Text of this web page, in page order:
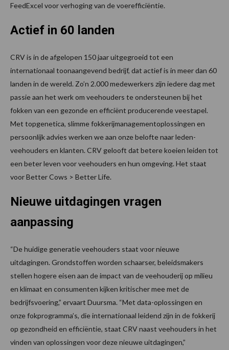
FeedExcel voor verhoging van de voerefficiëntie.
Actief in 60 landen
CRV is in de afgelopen 150 jaar uitgegroeid tot een
internationaal toonaangevend bedrijf, dat actief is in meer dan 60
landen in de wereld. Zo’n 2.000 medewerkers zijn iedere dag met
passie aan het werk om veehouders te ondersteunen bij het
fokken van een gezonde en efficiënt producerende veestapel.
Met topgenetica, slimme fokkerijmanagementoplossingen en
persoonlijk advies werken we aan onze belofte naar leden-
veehouders en klanten. CRV gelooft dat betere koeien leiden tot
een beter leven voor veehouders en hun omgeving. Het staat
voor Better Cows > Better Life.
Nieuwe uitdagingen vragen
aanpassing
“De huidige generatie veehouders staat voor nieuwe
uitdagingen. Grondstoffen worden schaarser, beleidsmakers
stellen hogere eisen aan de impact van de veehouderij op milieu
en klimaat en consumenten kijken kritischer mee met de
bedrijfsvoering,” ervaart Duursma. “Met data-oplossingen en
onze fokprogramma’s, die internationaal leidend zijn in de fokkerij
op gezondheid en efficiëntie, staat CRV naast veehouders in het
vinden van oplossingen voor deze nieuwe uitdagingen,”